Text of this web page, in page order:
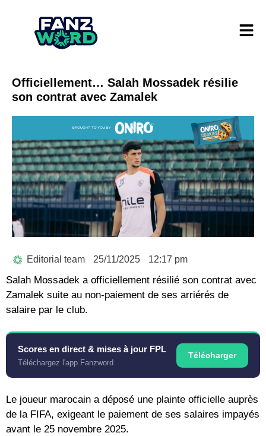
Officiellement… Salah Mossadek résilie
son contrat avec Zamalek
Editorial team 25/11/2025 12:17 pm
Salah Mossadek a officiellement résilié son contrat avec
Zamalek suite au non-paiement de ses arriérés de
salaire par le club.
Scores en direct & mises à jour FPL
Téléchargez l'app Fanzword
Télécharger
Le joueur marocain a déposé une plainte officielle auprès
de la FIFA, exigeant le paiement de ses salaires impayés
avant le 25 novembre 2025.